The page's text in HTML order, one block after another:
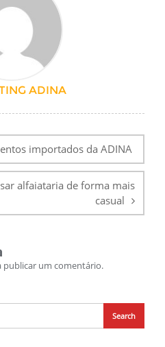
ADINA
importados da ADINA
alfaiataria de forma mais
casual
publicar um comentário.